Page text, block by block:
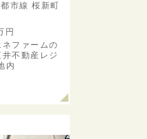
市線 桜新町
円
ファームの
不動産レジ
内